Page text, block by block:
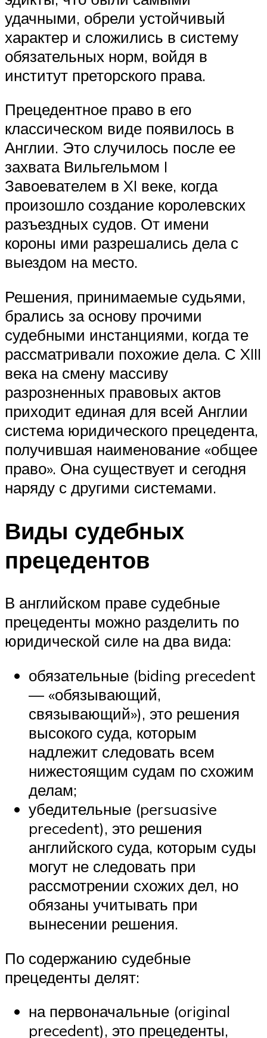
удачными, обрели устойчивый
характер и сложились в систему
обязательных норм, войдя в
институт преторского права.
Прецедентное право в его
классическом виде появилось в
Англии. Это случилось после ее
захвата Вильгельмом I
Завоевателем в XI веке, когда
произошло создание королевских
разъездных судов. От имени
короны ими разрешались дела с
выездом на место.
Решения, принимаемые судьями,
брались за основу прочими
судебными инстанциями, когда те
рассматривали похожие дела. С XIII
века на смену массиву
разрозненных правовых актов
приходит единая для всей Англии
система юридического прецедента,
получившая наименование «общее
право». Она существует и сегодня
наряду с другими системами.
Виды судебных
прецедентов
В английском праве судебные
прецеденты можно разделить по
юридической силе на два вида:
обязательные (biding precedent
— «обязывающий,
связывающий»), это решения
высокого суда, которым
надлежит следовать всем
нижестоящим судам по схожим
делам;
убедительные (persuasive
precedent), это решения
английского суда, которым суды
могут не следовать при
рассмотрении схожих дел, но
обязаны учитывать при
вынесении решения.
По содержанию судебные
прецеденты делят:
на первоначальные (original
precedent), это прецеденты,